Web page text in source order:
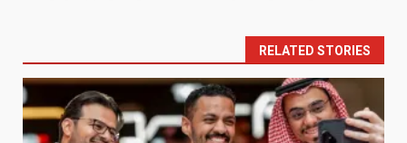
RELATED STORIES